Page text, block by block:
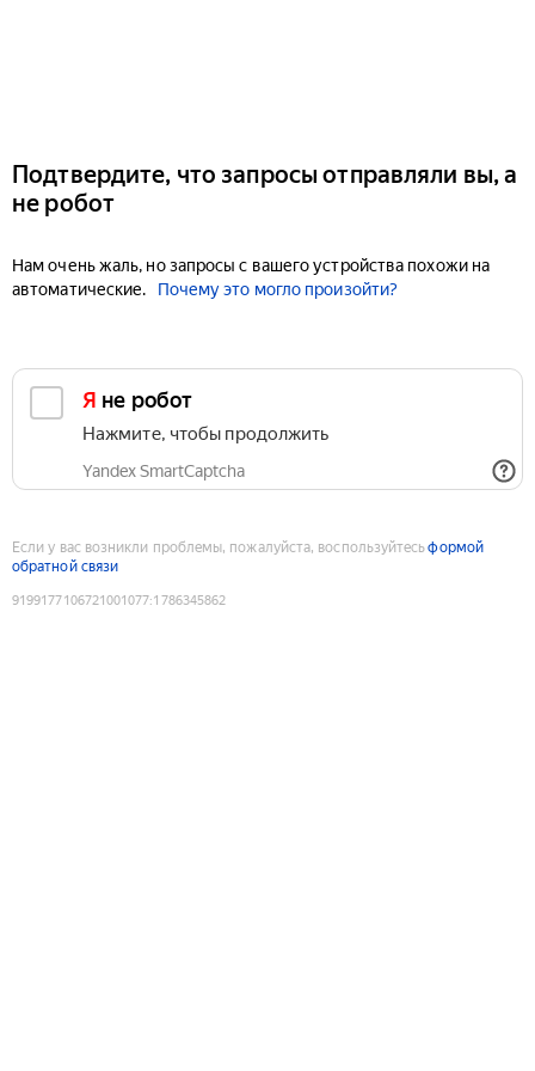
Подтвердите, что запросы отправляли вы, а
не робот
Нам очень жаль, но запросы с вашего устройства похожи на
автоматические.
Почему это могло произойти?
Я не робот
Нажмите, чтобы продолжить
Yandex SmartCaptcha
Если у вас возникли проблемы, пожалуйста, воспользуйтесьформой
обратной связи
9199177106721001077:1786345862